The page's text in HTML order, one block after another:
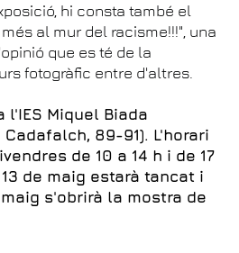
hi consta també el
al mur del racisme!!!", una
que es té de la
fotogràfic entre d'altres.
l'IES Miquel Biada
89-91). L'horari
de 10 a 14 h i de 17
de maig estarà tancat i
s'obrirà la mostra de